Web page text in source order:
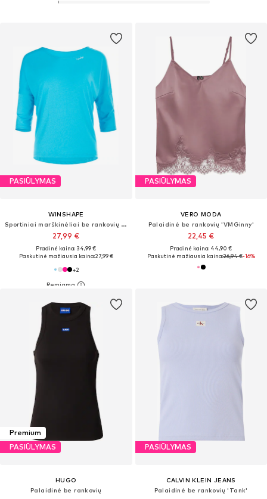
PASIŪLYMAS
WINSHAPE
Sportiniai marškinėliai be rankovių ' MCS004 '
27,99 €
Pradinė kaina: 34,99 €
Paskutinė mažiausia kaina:27,99 €
+2
PASIŪLYMAS
VERO MODA
Palaidinė be rankovių 'VMGinny'
22,45 €
Pradinė kaina: 44,90 €
Paskutinė mažiausia kaina:26,94 €-16%
Premium
PASIŪLYMAS
HUGO
Palaidinė be rankovių
PASIŪLYMAS
CALVIN KLEIN JEANS
Palaidinė be rankovių 'Tank'